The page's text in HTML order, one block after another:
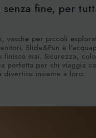
senza fine, per
vasche per piccoli
Slide&Fun è
finisce mai. Sicurezza,
perfetta per chi viaggia
insieme a loro.